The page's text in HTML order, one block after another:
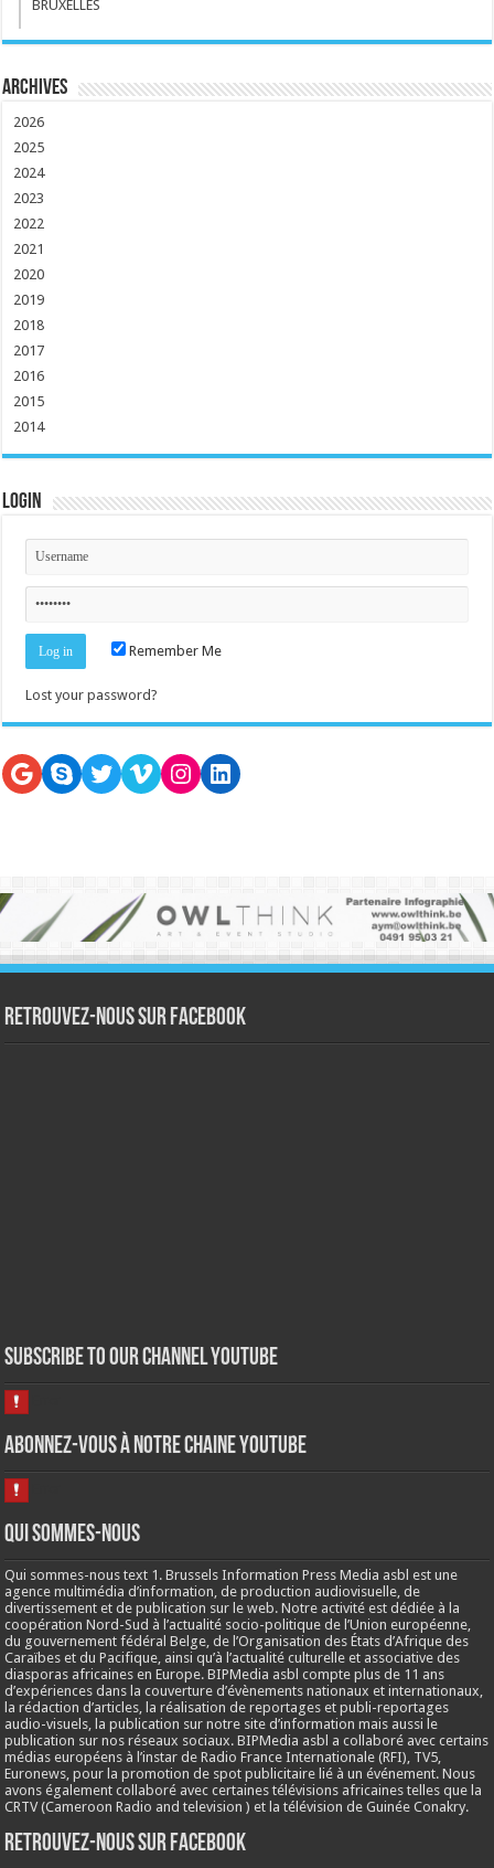
BRUXELLES
Archives
2026
2025
2024
2023
2022
2021
2020
2019
2018
2017
2016
2015
2014
Login
Remember Me
Lost your password?
Google
SkypeTwitter
VimeoInstagram
LinkedIn
Retrouvez-nous sur Facebook
Subscribe to our Channel Youtube
Abonnez-vous à notre chaine Youtube
Qui sommes-nous
Qui sommes-nous text 1. Brussels Information Press Media asbl est une
agence multimédia d’information, de production audiovisuelle, de
divertissement et de publication sur le web. Notre activité est dédiée à la
coopération Nord-Sud à l’actualité socio-politique de l’Union européenne,
du gouvernement fédéral Belge, de l’Organisation des États d’Afrique des
Caraïbes et du Pacifique, ainsi qu’à l’actualité culturelle et associative des
diasporas africaines en Europe. BIPMedia asbl compte plus de 11 ans
d’expériences dans la couverture d’évènements nationaux et internationaux,
la rédaction d’articles, la réalisation de reportages et publi-reportages
audio-visuels, la publication sur notre site d’information mais aussi le
publication sur nos réseaux sociaux. BIPMedia asbl a collaboré avec certains
médias européens à l’instar de Radio France Internationale (RFI), TV5,
Euronews, pour la promotion de spot publicitaire lié à un événement. Nous
avons également collaboré avec certaines télévisions africaines telles que la
CRTV (Cameroon Radio and television ) et la télévision de Guinée Conakry.
Retrouvez-nous sur Facebook